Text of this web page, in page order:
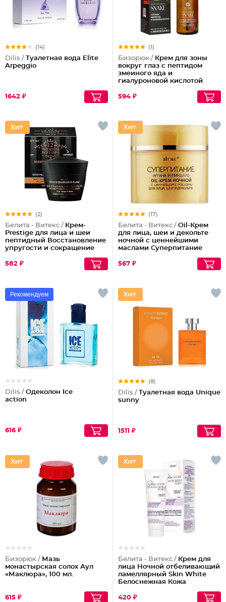
(14)
Dilis / Туалетная вода Elite
Arpeggio
1642 ₽
(1)
Бизорюк / Крем для зоны
вокруг глаз с пептидом
змеиного яда и
гиалуроновой кислотой
594 ₽
(2)
Белита - Витекс / Крем-
Prestige для лица и шеи
пептидный Восстановление
упругости и сокращение
582 ₽
(17)
Белита - Витекс / Oil-Крем
для лица, шеи и декольте
ночной с ценнейшими
маслами Суперпитание
567 ₽
Рекомендуем
Dilis / Одеколон Ice
action
616 ₽
(8)
Dilis / Туалетная вода Unique
sunny
1511 ₽
Бизорюк / Мазь
монастырская солох Аул
«Маклюра», 100 мл.
615 ₽
Белита - Витекс / Крем для
лица Ночной отбеливающий
ламеллярный Skin White
Белоснежная Кожа
420 ₽